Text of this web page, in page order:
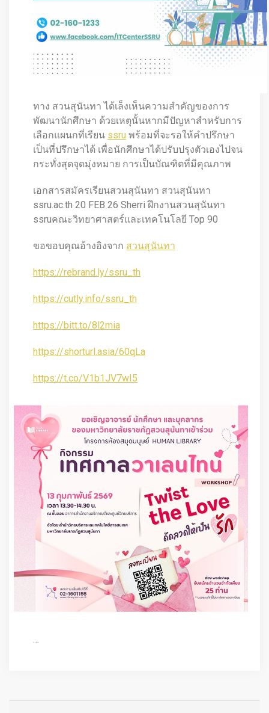
ทาง สวนสุนันทา ได้เล็งเห็นความสำคัญของการ
พัฒนานักศึกษา ด้วยเหตุนั้นหากมีปัญหาสำหรับการ
เลือกแผนกที่เรียน ssru พร้อมที่จะรอให้คำปรึกษา
เป็นที่ปรึกษาได้ เพื่อนักศึกษาได้ปรับปรุงตัวเองไปจน
กระทั่งสุดจุดมุ่งหมาย การเป็นบัณฑิตที่มีคุณภาพ
เอกสารสมัครเรียนสวนสุนันทา สวนสุนันทา
ssru.ac.th 20 FEB 26 Sherri ฝึกงานสวนสุนันทา
ssruคณะวิทยาศาสตร์และเทคโนโลยี Top 90
ขอขอบคุณอ้างอิงจาก สวนสุนันทา
https://rebrand.ly/ssru_th
https://cutly.info/ssru_th
https://bitt.to/8l2mia
https://shorturl.asia/60qLa
https://t.co/V1b1JV7wI5
…